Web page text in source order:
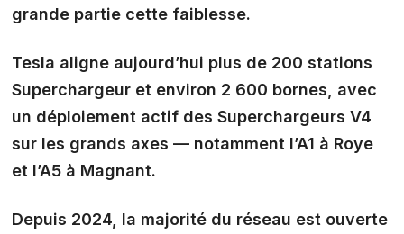
grande partie cette faiblesse.
Tesla aligne aujourd’hui plus de 200 stations
Superchargeur et environ 2 600 bornes , avec
un déploiement actif des Superchargeurs V4
sur les grands axes — notamment l’A1 à Roye
et l’A5 à Magnant.
Depuis 2024, la majorité du réseau est ouverte